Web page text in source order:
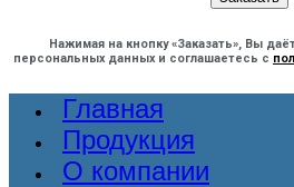
Нажимая на кнопку «Заказать», Вы
персональных данных и соглашаетесь с
Главная
Продукция
О компании